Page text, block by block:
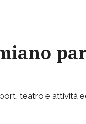
teatro e attività